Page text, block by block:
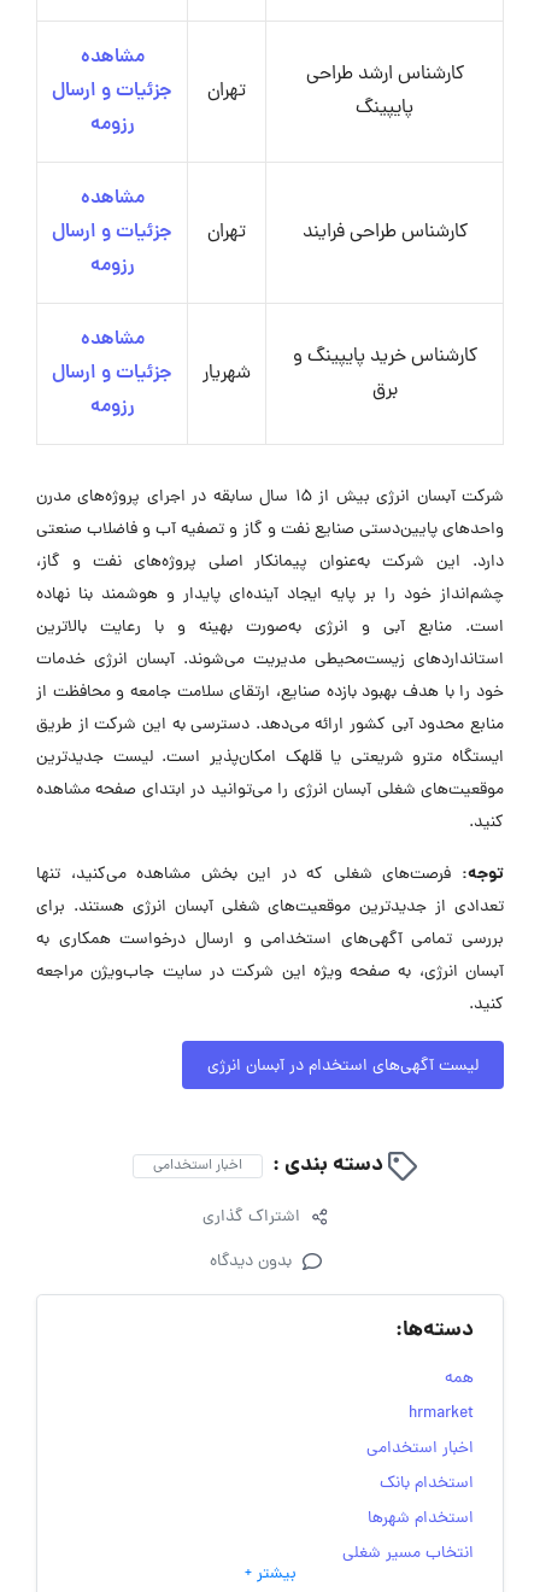
کارشناس ارشد طراحی
پایپینگ
تهران
مشاهده
جزئیات و ارسال
رزومه
کارشناس طراحی فرایند تهران
مشاهده
جزئیات و ارسال
رزومه
کارشناس خرید پایپینگ و
برق
شهریار
مشاهده
جزئیات و ارسال
رزومه
شرکت آبسان انرژی بیش از 15 سال سابقه در اجرای پروژه‌های مدرن
واحدهای پایین‌دستی صنایع نفت و گاز و تصفیه آب و فاضلاب صنعتی
دارد. این شرکت به‌عنوان پیمانکار اصلی پروژه‌های نفت و گاز،
چشم‌انداز خود را بر پایه ایجاد آینده‌ای پایدار و هوشمند بنا نهاده
است. منابع آبی و انرژی به‌صورت بهینه و با رعایت بالاترین
استانداردهای زیست‌محیطی مدیریت می‌شوند. آبسان انرژی خدمات
خود را با هدف بهبود بازده صنایع، ارتقای سلامت جامعه و محافظت از
منابع محدود آبی کشور ارائه می‌دهد. دسترسی به این شرکت از طریق
ایستگاه مترو شریعتی یا قلهک امکان‌پذیر است. لیست جدیدترین
موقعیت‌های شغلی آبسان انرژی را می‌توانید در ابتدای صفحه مشاهده
کنید.
توجه: فرصت‌های شغلی که در این بخش مشاهده می‌کنید، تنها
تعدادی از جدیدترین موقعیت‌های شغلی آبسان انرژی هستند. برای
بررسی تمامی آگهی‌های استخدامی و ارسال درخواست همکاری به
آبسان انرژی، به صفحه ویژه این شرکت در سایت جاب‌ویژن مراجعه
کنید.
لیست آگهی‌های استخدام در آبسان انرژی
دسته بندی : اخبار استخدامی
اشتراک گذاری
بدون دیدگاه
دسته‌ها:
همه
hrmarket
اخبار استخدامی
استخدام بانک
استخدام شهرها
انتخاب مسیر شغلی
بیشتر +